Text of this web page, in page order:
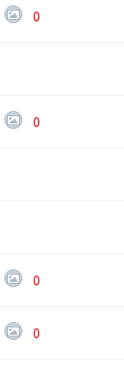
0
0
0
0